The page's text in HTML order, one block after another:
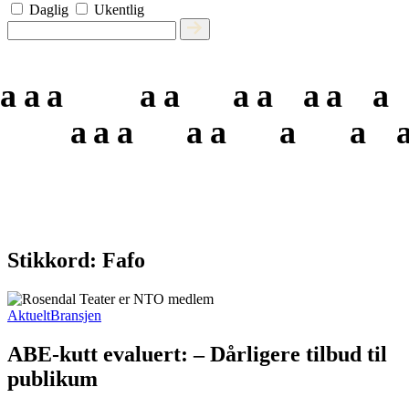
Daglig
Ukentlig
a a a
a a a
a a
a a
a a
a
a a
a
a
Stikkord: Fafo
AktueltBransjen
ABE-kutt evaluert: – Dårligere tilbud til
publikum